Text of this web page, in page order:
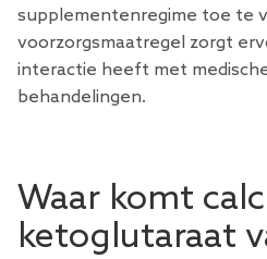
supplementenregime toe te
voorzorgsmaatregel zorgt
interactie heeft met
behandelingen.
Waar komt
ketoglutaraat